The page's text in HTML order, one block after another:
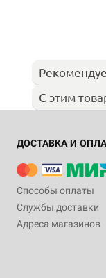
С этим
ДОСТАВКА И
Способы оплаты
Службы доставки
Адреса магазинов